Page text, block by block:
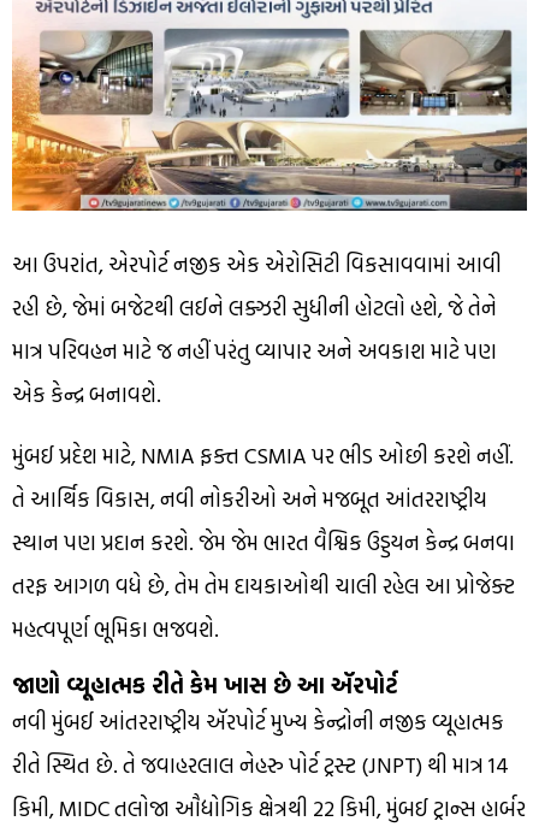
આ ઉપરાંત, એરપોર્ટ નજીક એક એરોસિટી વિકસાવવામાં આવી
રહી છે, જેમાં બજેટથી લઈને લક્ઝરી સુધીની હોટલો હશે, જે તેને
માત્ર પરિવહન માટે જ નહીં પરંતુ વ્યાપાર અને અવકાશ માટે પણ
એક કેન્દ્ર બનાવશે.
મુંબઈ પ્રદેશ માટે, NMIA ફક્ત CSMIA પર ભીડ ઓછી કરશે નહીં.
તે આર્થિક વિકાસ, નવી નોકરીઓ અને મજબૂત આંતરરાષ્ટ્રીય
સ્થાન પણ પ્રદાન કરશે. જેમ જેમ ભારત વૈશ્વિક ઉડ્ડયન કેન્દ્ર બનવા
તરફ આગળ વધે છે, તેમ તેમ દાયકાઓથી ચાલી રહેલ આ પ્રોજેક્ટ
મહત્વપૂર્ણ ભૂમિકા ભજવશે.
જાણો વ્યૂહાત્મક રીતે કેમ ખાસ છે આ ઍરપોર્ટ
નવી મુંબઈ આંતરરાષ્ટ્રીય ઍરપોર્ટ મુખ્ય કેન્દ્રોની નજીક વ્યૂહાત્મક
રીતે સ્થિત છે. તે જવાહરલાલ નેહરુ પોર્ટ ટ્રસ્ટ (JNPT) થી માત્ર 14
કિમી, MIDC તલોજા ઔદ્યોગિક ક્ષેત્રથી 22 કિમી, મુંબઈ ટ્રાન્સ હાર્બર